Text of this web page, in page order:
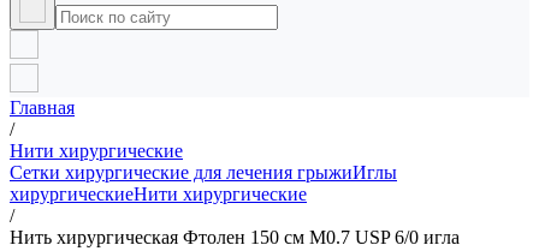
Главная
/
Нити хирургические
Сетки хирургические для лечения грыжиИглы
хирургическиеНити хирургические
/
Нить хирургическая Фтолен 150 см М0.7 USP 6/0 игла